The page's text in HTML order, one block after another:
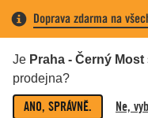
Doprava zdarma na
Je Praha - Černý Most
prodejna?
ANO, SPRÁVNĚ. Ne,